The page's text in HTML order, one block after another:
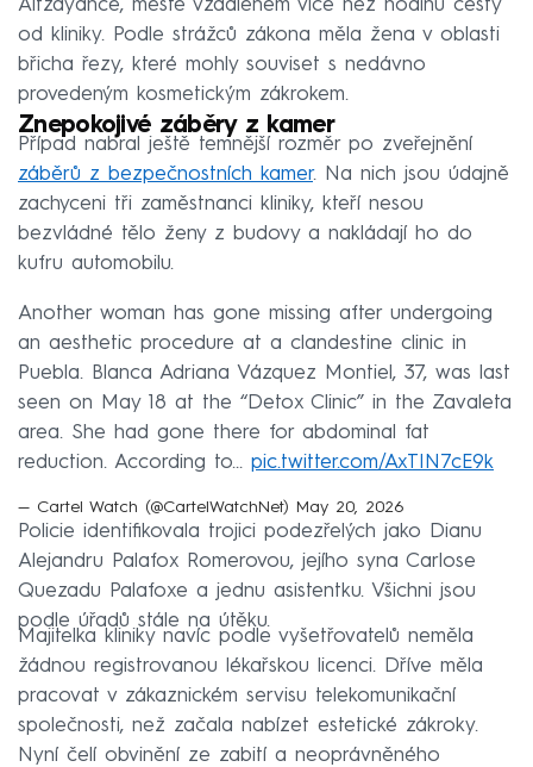
Altzayance, městě vzdáleném více než hodinu cesty
od kliniky. Podle strážců zákona měla žena v oblasti
břicha řezy, které mohly souviset s nedávno
provedeným kosmetickým zákrokem.
Znepokojivé záběry z kamer
Případ nabral ještě temnější rozměr po zveřejnění
záběrů z bezpečnostních kamer. Na nich jsou údajně
zachyceni tři zaměstnanci kliniky, kteří nesou
bezvládné tělo ženy z budovy a nakládají ho do
kufru automobilu.
Another woman has gone missing after undergoing
an aesthetic procedure at a clandestine clinic in
Puebla. Blanca Adriana Vázquez Montiel, 37, was last
seen on May 18 at the “Detox Clinic” in the Zavaleta
area. She had gone there for abdominal fat
reduction. According to… pic.twitter.com/AxTIN7cE9k
— Cartel Watch (@CartelWatchNet) May 20, 2026
Policie identifikovala trojici podezřelých jako Dianu
Alejandru Palafox Romerovou, jejího syna Carlose
Quezadu Palafoxe a jednu asistentku. Všichni jsou
podle úřadů stále na útěku.
Majitelka kliniky navíc podle vyšetřovatelů neměla
žádnou registrovanou lékařskou licenci. Dříve měla
pracovat v zákaznickém servisu telekomunikační
společnosti, než začala nabízet estetické zákroky.
Nyní čelí obvinění ze zabití a neoprávněného